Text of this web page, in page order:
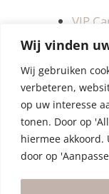
Wij vinden
Wij gebruiken
verbeteren,
op uw interesse
tonen. Door op
hiermee akkoord.
door op
VIP